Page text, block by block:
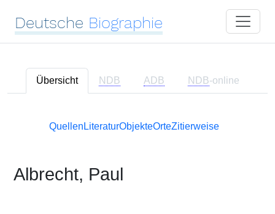
Deutsche Biographie
Übersicht NDB ADB NDB-online
Quellen LiteraturObjekteOrteZitierweise
Albrecht, Paul